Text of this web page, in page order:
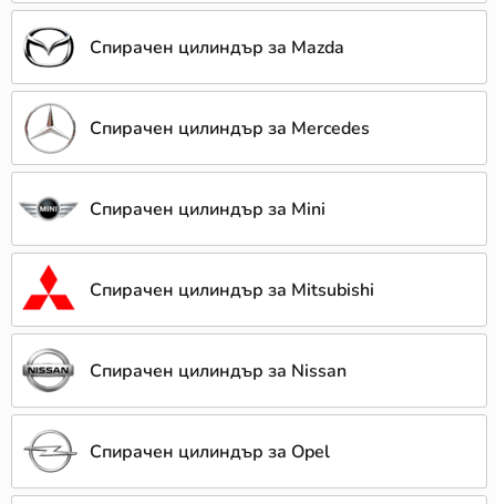
Спирачен цилиндър за Mazda
Спирачен цилиндър за Mercedes
Спирачен цилиндър за Mini
Спирачен цилиндър за Mitsubishi
Спирачен цилиндър за Nissan
Спирачен цилиндър за Opel